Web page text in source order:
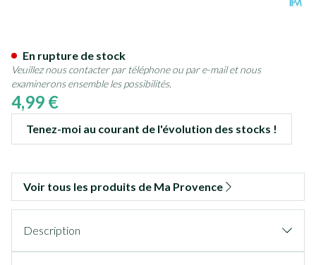
4,99 €
Tenez-moi au courant de l'évolution des stocks !
En rupture de stock
Veuillez nous contacter par téléphone ou par e-mail et nous
examinerons ensemble les possibilités.
Voir tous les produits de Ma Provence
Description